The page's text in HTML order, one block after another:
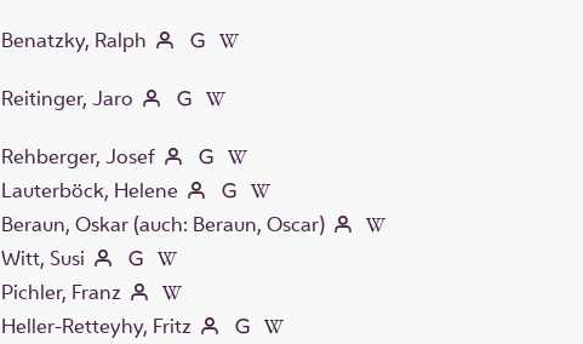
Benatzky, Ralph
Reitinger, Jaro
Rehberger, Josef
Lauterböck, Helene
Beraun, Oskar (auch: Beraun, Oscar)
Witt, Susi
Pichler, Franz
Heller-Retteyhy, Fritz